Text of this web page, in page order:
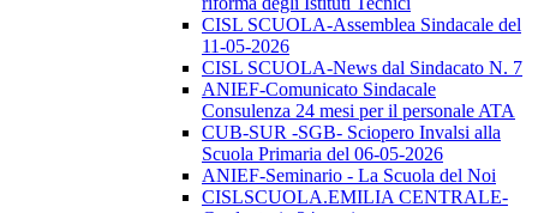
CISL SCUOLA-Assemblea Sindacale del
11-05-2026
CISL SCUOLA-News dal Sindacato N. 7
ANIEF-Comunicato Sindacale
Consulenza 24 mesi per il personale ATA
CUB-SUR -SGB- Sciopero Invalsi alla
Scuola Primaria del 06-05-2026
ANIEF-Seminario - La Scuola del Noi
CISLSCUOLA.EMILIA CENTRALE-